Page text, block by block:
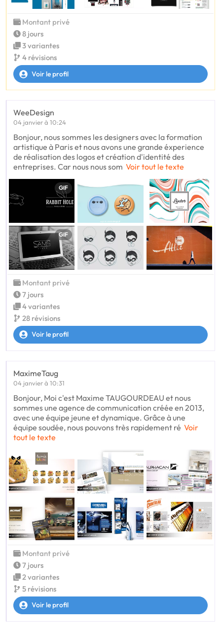
Montant privé
8 jours
3 variantes
4 révisions
Voir le profil
WeeDesign
04 janvier à 10:24
Bonjour, nous sommes les designers avec la formation
artistique à Paris et nous avons une grande éxperience
de réalisation des logos et création d'identité des
entreprises. Car nous nous som Voir tout le texte
GIF
GIF
Montant privé
7 jours
4 variantes
28 révisions
Voir le profil
MaximeTaug
04 janvier à 10:31
Bonjour, Moi c'est Maxime TAUGOURDEAU et nous
sommes une agence de communication créée en 2013,
avec une équipe jeune et dynamique. Grâce à une
équipe soudée, nous pouvons très rapidement ré Voir
tout le texte
Montant privé
7 jours
2 variantes
5 révisions
Voir le profil